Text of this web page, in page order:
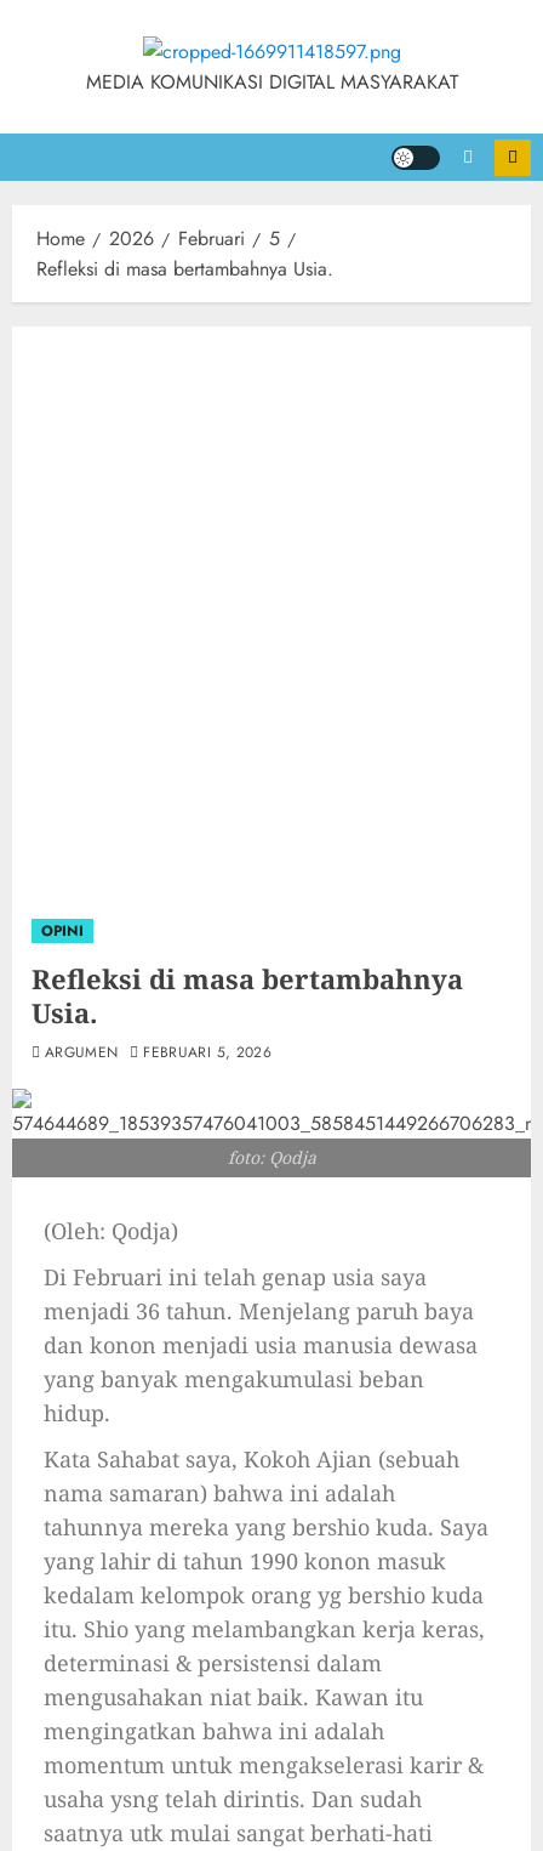
MEDIA KOMUNIKASI DIGITAL MASYARAKAT
Home 2026 Februari
5
Refleksi di masa bertambahnya Usia.
OPINI
Refleksi di masa bertambahnya
Usia.
ARGUMEN FEBRUARI 5, 2026
foto: Qodja
(Oleh: Qodja)
Di Februari ini telah genap usia saya
menjadi 36 tahun. Menjelang paruh baya
dan konon menjadi usia manusia dewasa
yang banyak mengakumulasi beban
hidup.
Kata Sahabat saya, Kokoh Ajian (sebuah
nama samaran) bahwa ini adalah
tahunnya mereka yang bershio kuda. Saya
yang lahir di tahun 1990 konon masuk
kedalam kelompok orang yg bershio kuda
itu. Shio yang melambangkan kerja keras,
determinasi & persistensi dalam
mengusahakan niat baik. Kawan itu
mengingatkan bahwa ini adalah
momentum untuk mengakselerasi karir &
usaha ysng telah dirintis. Dan sudah
saatnya utk mulai sangat berhati-hati